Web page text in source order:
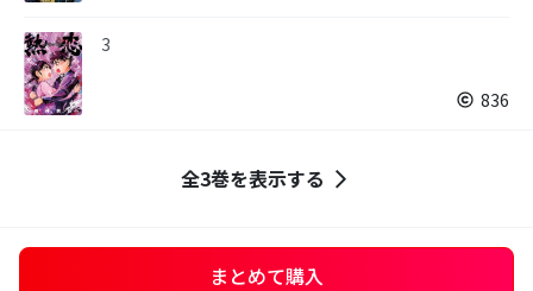
3
836
全3巻を表示する
まとめて購入